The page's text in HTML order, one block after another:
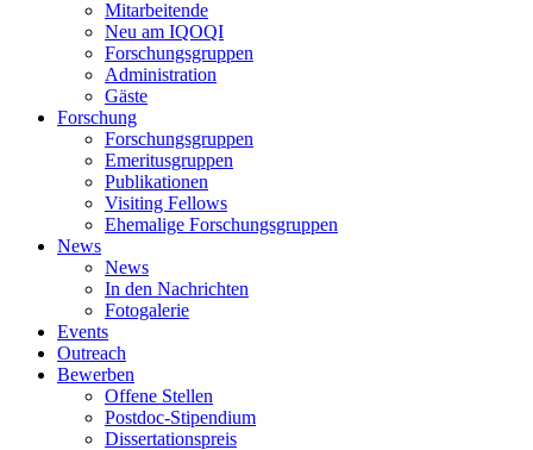
Mitarbeitende
Neu am IQOQI
Forschungsgruppen
Administration
Gäste
Forschung
Forschungsgruppen
Emeritusgruppen
Publikationen
Visiting Fellows
Ehemalige Forschungsgruppen
News
News
In den Nachrichten
Fotogalerie
Events
Outreach
Bewerben
Offene Stellen
Postdoc-Stipendium
Dissertationspreis